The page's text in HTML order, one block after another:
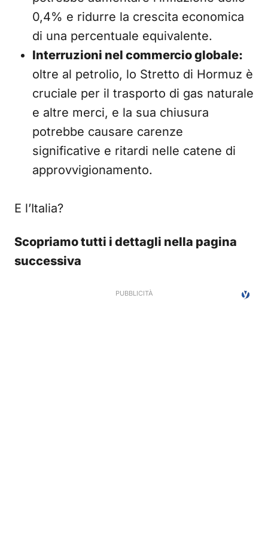
0,4% e ridurre la crescita economica
di una percentuale equivalente.
Interruzioni nel commercio globale:
oltre al petrolio, lo Stretto di Hormuz è
cruciale per il trasporto di gas naturale
e altre merci, e la sua chiusura
potrebbe causare carenze
significative e ritardi nelle catene di
approvvigionamento.
E l’Italia?
Scopriamo tutti i dettagli nella pagina
successiva